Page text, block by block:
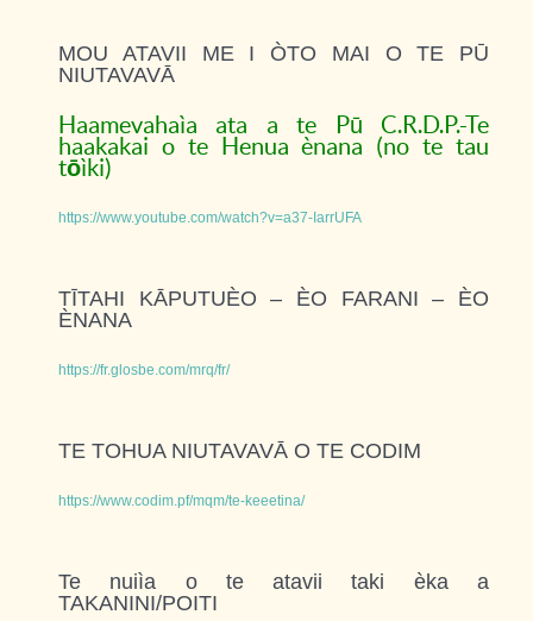
MOU ATAVII ME I ÒTO MAI O TE PŪ
NIUTAVAVĀ
Haamevahaìa ata a te Pū C.R.D.P.-Te
haakakai o te Henua ènana (no te tau
tōìki)
https://www.youtube.com/watch?v=a37-IarrUFA
TĪTAHI KĀPUTUÈO – ÈO FARANI – ÈO
ÈNANA
https://fr.glosbe.com/mrq/fr/
TE TOHUA NIUTAVAVĀ O TE CODIM
https://www.codim.pf/mqm/te-keeetina/
Te nuiìa o te atavii taki èka a
TAKANINI/POITI